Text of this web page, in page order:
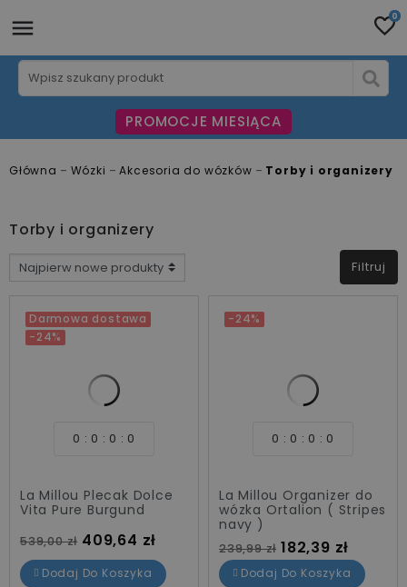
0
PROMOCJE MIESIĄCA
Główna Wózki Akcesoria do wózków Torby i organizery
PRODUCENCI
Adamex
Britax
CYBEX
Torby i organizery
Filtruj
Darmowa dostawa
-24%
0 0 0 0
La Millou Plecak Dolce
Vita Pure Burgund
Cena standardowa
539,00 zł Cena
409,64 zł
Dodaj Do Koszyka
-24%
0 0 0 0
La Millou Organizer do
wózka Ortalion ( Stripes
navy )
Cena standardowa
239,99 zł Cena
182,39 zł
Dodaj Do Koszyka